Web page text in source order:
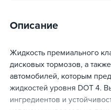
Описание
Жидкость премиального
дисковых тормозов, а
автомобилей, которым
жидкостей уровня DOT 4.
ингредиентов и